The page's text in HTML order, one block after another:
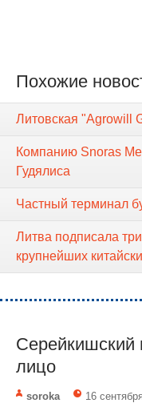
Похожие
Литовская "Agrowill
Компанию Snoras
Гудялиса
Частный терминал
Литва подписала
крупнейших
Серейкишский
лицо
soroka 16